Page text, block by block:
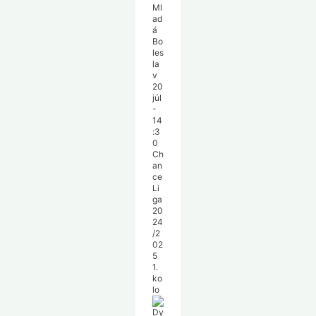
Ml
ad
á
Bo
les
la
v
20
júl
-
14
:3
0
Ch
an
ce
Li
ga
20
24
/2
02
5
1.
ko
lo